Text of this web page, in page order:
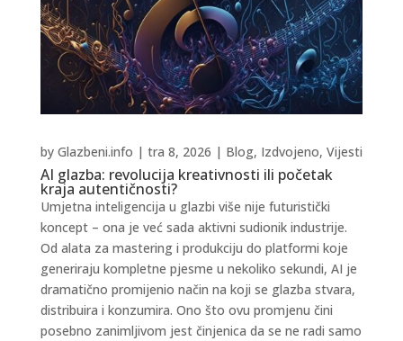
AI glazba: revolucija kreativnosti ili početak
kraja autentičnosti?
by Glazbeni.info | tra 8, 2026 | Blog, Izdvojeno, Vijesti
Umjetna inteligencija u glazbi više nije futuristički
koncept – ona je već sada aktivni sudionik industrije.
Od alata za mastering i produkciju do platformi koje
generiraju kompletne pjesme u nekoliko sekundi, AI je
dramatično promijenio način na koji se glazba stvara,
distribuira i konzumira. Ono što ovu promjenu čini
posebno zanimljivom jest činjenica da se ne radi samo